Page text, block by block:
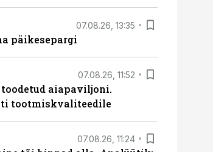
07.08.26, 13:35
päikesepargi
07.08.26, 11:52
aiapaviljoni.
tootmiskvaliteedile
07.08.26, 11:24